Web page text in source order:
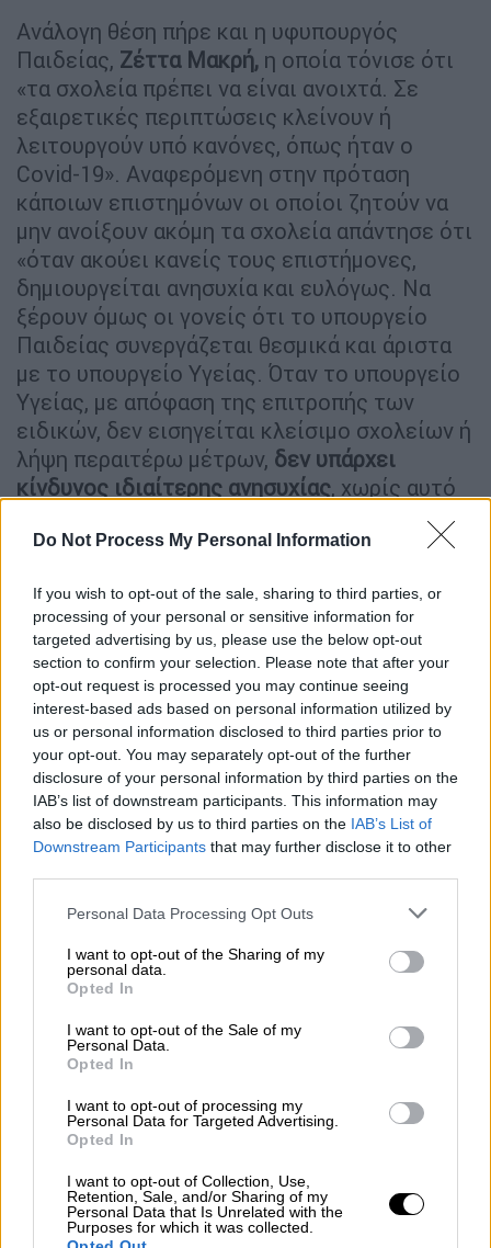
Do Not Process My Personal Information
If you wish to opt-out of the sale, sharing to third parties, or
processing of your personal or sensitive information for
targeted advertising by us, please use the below opt-out
section to confirm your selection. Please note that after your
opt-out request is processed you may continue seeing
interest-based ads based on personal information utilized by
us or personal information disclosed to third parties prior to
your opt-out. You may separately opt-out of the further
disclosure of your personal information by third parties on the
IAB’s list of downstream participants. This information may
also be disclosed by us to third parties on the IAB’s List of
Downstream Participants that may further disclose it to other
Please note that this website/app uses one or more Google
not limited to your visit or usage behaviour. You may click to
grant or deny consent to Google and its third-party tags to
use your data for below specified purposes in below Google
consent section.
Personal Data Processing Opt Outs
I want to opt-out of the Sharing of my
personal data.
Opted In
I want to opt-out of the Sale of my
Personal Data.
Opted In
I want to opt-out of processing my
Personal Data for Targeted Advertising.
Opted In
I want to opt-out of Collection, Use,
Retention, Sale, and/or Sharing of my
Personal Data that Is Unrelated with the
Purposes for which it was collected.
Ανάλογη θέση πήρε και η υφυπουργός
Παιδείας, Ζέττα Μακρή, η οποία τόνισε ότι
«τα σχολεία πρέπει να είναι ανοιχτά. Σε
εξαιρετικές περιπτώσεις κλείνουν ή
λειτουργούν υπό κανόνες, όπως ήταν ο
Covid-19». Αναφερόμενη στην πρόταση
κάποιων επιστημόνων οι οποίοι ζητούν να
μην ανοίξουν ακόμη τα σχολεία απάντησε ότι
«όταν ακούει κανείς τους επιστήμονες,
δημιουργείται ανησυχία και ευλόγως. Να
ξέρουν όμως οι γονείς ότι το υπουργείο
Παιδείας συνεργάζεται θεσμικά και άριστα
με το υπουργείο Υγείας. Όταν το υπουργείο
Υγείας, με απόφαση της επιτροπής των
ειδικών, δεν εισηγείται κλείσιμο σχολείων ή
λήψη περαιτέρω μέτρων, δεν υπάρχει
κίνδυνος ιδιαίτερης ανησυχίας, χωρίς αυτό
να μειώνει τη σημασία άλλων επιστημονικών
απόψεων».
ΔΙΑΒΑΣΤΕ ΕΠΙΣΗΣ
Υγεία |06.01.2023 10:57
«Να μην ανοίξουν ακόμα τα σχολεία
λόγω ιώσεων» - Παράταση στις
διακοπές των μαθητών προτείνει ο
Καπραβέλος
Σύμφωνα με την κυρία Μακρή , το γεγονός
ότι τα παιδιά που θα επιστρέψουν στα
παραμένουν οι οδηγίες όπως καθαριότητα,
καλός εξαερισμός, δεν χρειάζεται να
προκαλεί ανησυχία. «Δεν υπάρχει κίνδυνος
από την επιστροφή στα θρανία, ούτε
ιδιαίτερη ανησυχία από ό,τι λένε οι ειδικοί»,
σημείωσε η υφυπουργός, αναφέροντας ότι
τα σχολεία θα ανοίξουν κανονικά στην ώρα
Όχι στο άνοιγμα των σχολείων